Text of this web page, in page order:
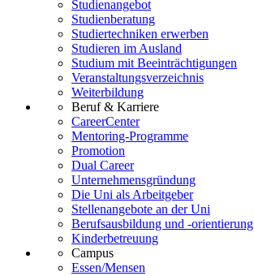
Studienangebot
Studienberatung
Studiertechniken erwerben
Studieren im Ausland
Studium mit Beeinträchtigungen
Veranstaltungsverzeichnis
Weiterbildung
Beruf & Karriere
CareerCenter
Mentoring-Programme
Promotion
Dual Career
Unternehmensgründung
Die Uni als Arbeitgeber
Stellenangebote an der Uni
Berufsausbildung und -orientierung
Kinderbetreuung
Campus
Essen/Mensen